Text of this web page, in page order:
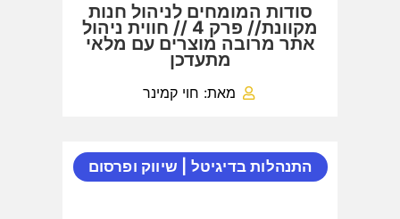
סודות המומחים לניהול חנות
מקוונת// פרק 4 // חווית ניהול
אתר מרובה מוצרים עם מלאי
מתעדכן
מאת: חוי קמינר
התנהלות בדיגיטל שיווק ופרסום